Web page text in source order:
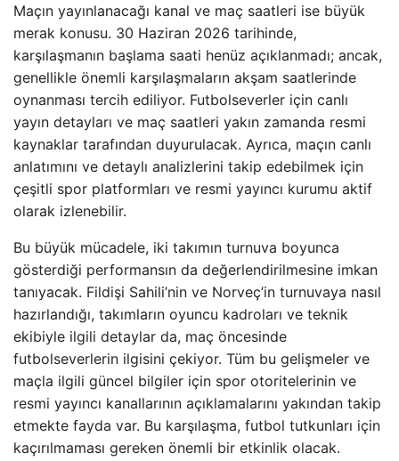
Maçın yayınlanacağı kanal ve maç saatleri ise büyük
merak konusu. 30 Haziran 2026 tarihinde,
karşılaşmanın başlama saati henüz açıklanmadı; ancak,
genellikle önemli karşılaşmaların akşam saatlerinde
oynanması tercih ediliyor. Futbolseverler için canlı
yayın detayları ve maç saatleri yakın zamanda resmi
kaynaklar tarafından duyurulacak. Ayrıca, maçın canlı
anlatımını ve detaylı analizlerini takip edebilmek için
çeşitli spor platformları ve resmi yayıncı kurumu aktif
olarak izlenebilir.
Bu büyük mücadele, iki takımın turnuva boyunca
gösterdiği performansın da değerlendirilmesine imkan
tanıyacak. Fildişi Sahili’nin ve Norveç’in turnuvaya nasıl
hazırlandığı, takımların oyuncu kadroları ve teknik
ekibiyle ilgili detaylar da, maç öncesinde
futbolseverlerin ilgisini çekiyor. Tüm bu gelişmeler ve
maçla ilgili güncel bilgiler için spor otoritelerinin ve
resmi yayıncı kanallarının açıklamalarını yakından takip
etmekte fayda var. Bu karşılaşma, futbol tutkunları için
kaçırılmaması gereken önemli bir etkinlik olacak.